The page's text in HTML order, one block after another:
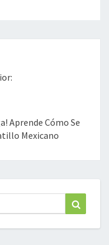
Aprende Cómo Se
Mexicano